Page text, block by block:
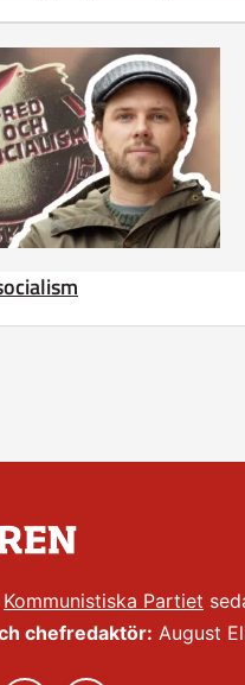
Kommunistiska Partiet
chefredaktör: August